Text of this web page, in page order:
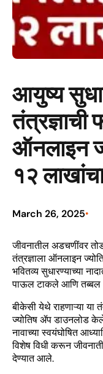
आयुष्य
ऑनलाइन
१२
March 26, 2025•
जीवनातील अडचणींवर
तंत्रज्ञाला ऑनलाइन
भवितव्य सुधारण्याच्या
पाऊल टाकले आणि तब्बल
बीकेसी येथे राहणाऱ्या या
ज्योतिष ॲप डाउनलोड
नावाच्या स्वयंघोषित
विशेष विधी करून
देण्यात आले.